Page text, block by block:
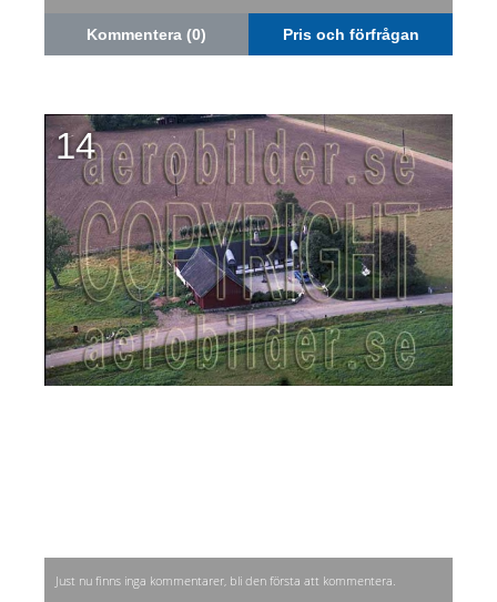
Kommentera (0) Pris och förfrågan
14
Just nu finns inga kommentarer, bli den första att kommentera.